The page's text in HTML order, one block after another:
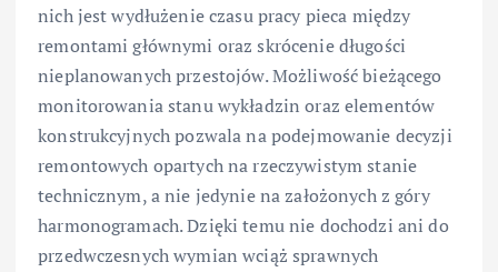
nich jest wydłużenie czasu pracy pieca między
remontami głównymi oraz skrócenie długości
nieplanowanych przestojów. Możliwość bieżącego
monitorowania stanu wykładzin oraz elementów
konstrukcyjnych pozwala na podejmowanie decyzji
remontowych opartych na rzeczywistym stanie
technicznym, a nie jedynie na założonych z góry
harmonogramach. Dzięki temu nie dochodzi ani do
przedwczesnych wymian wciąż sprawnych